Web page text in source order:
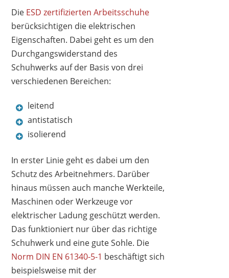
Die ESD zertifizierten Arbeitsschuhe
berücksichtigen die elektrischen
Eigenschaften. Dabei geht es um den
Durchgangswiderstand des
Schuhwerks auf der Basis von drei
verschiedenen Bereichen:
leitend
antistatisch
isolierend
In erster Linie geht es dabei um den
Schutz des Arbeitnehmers. Darüber
hinaus müssen auch manche Werkteile,
Maschinen oder Werkzeuge vor
elektrischer Ladung geschützt werden.
Das funktioniert nur über das richtige
Schuhwerk und eine gute Sohle. Die
Norm DIN EN 61340-5-1 beschäftigt sich
beispielsweise mit der